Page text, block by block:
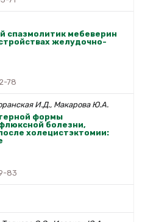
спазмолитик мебеверин
желудочно-
78
И.Д., Макарова Ю.А.
формы
болезни,
холецистэктомии:
83